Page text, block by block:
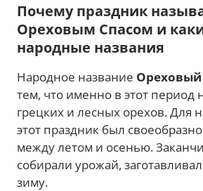
Почему праздник
Ореховым Спасом и
народные названия
Народное название Ореховый
тем, что именно в этот период
грецких и лесных орехов. Для
этот праздник был
между летом и осенью.
собирали урожай,
зиму.